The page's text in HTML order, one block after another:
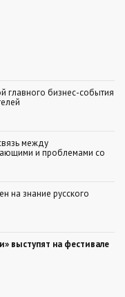
главного бизнес-события
между
и проблемами со
на знание русского
выступят на фестивале